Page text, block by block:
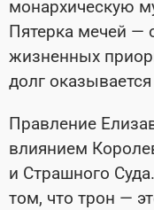
монархическую
Пятерка мечей —
жизненных
долг
Правление
влиянием
и Страшного
том, что трон —